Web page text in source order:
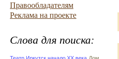
Правообладателям
Реклама на проекте
Слова для поиска: